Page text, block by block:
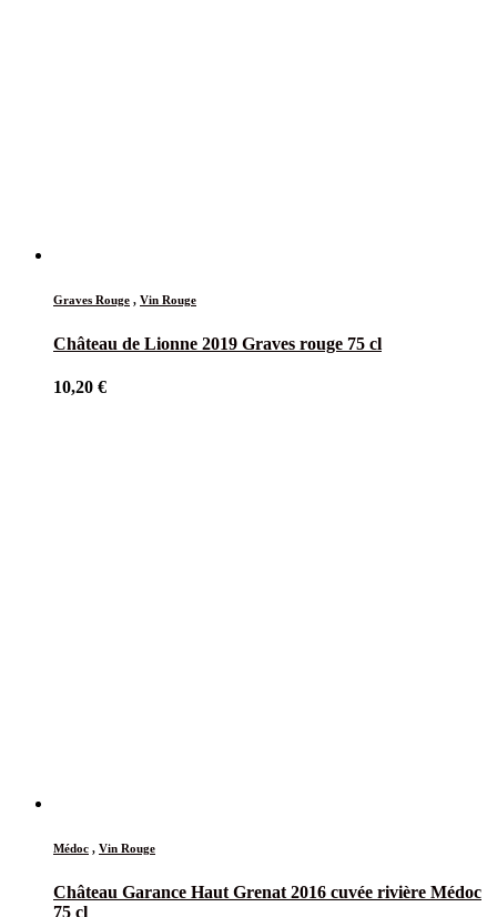
Graves Rouge , Vin Rouge
Château de Lionne 2019 Graves rouge 75 cl
10,20 €
Médoc , Vin Rouge
Château Garance Haut Grenat 2016 cuvée rivière Médoc
75 cl